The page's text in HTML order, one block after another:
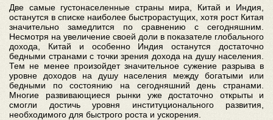
Две самые густонаселенные страны мира, Китай и Индия,
останутся в списке наиболее быстрорастущих, хотя рост Китая
значительно замедлится по сравнению с сегодняшним.
Несмотря на увеличение своей доли в показателе глобального
дохода, Китай и особенно Индия останутся достаточно
бедными странами с точки зрения дохода на душу населения.
Тем не менее произойдет значительное сужение разрыва в
уровне доходов на душу населения между богатыми или
бедными по состоянию на сегодняшний день странами.
Многие развивающиеся рынки уже достаточно открыты и
смогли достичь уровня институционального развития,
необходимого для быстрого роста и ускорения.